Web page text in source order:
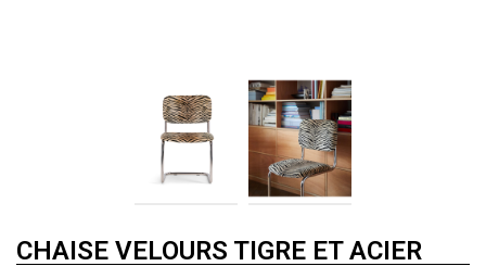
CHAISE VELOURS TIGRE ET ACIER